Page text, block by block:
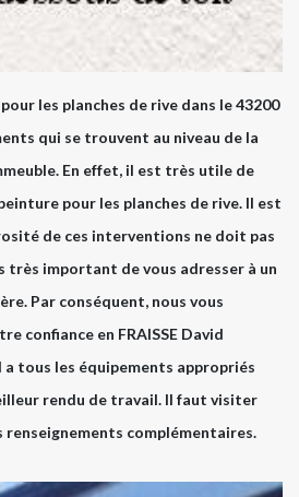
les planches de rive dans le 43200
qui se trouvent au niveau de la
En effet, il est très utile de
pour les planches de rive. Il est
de ces interventions ne doit pas
très important de vous adresser à un
Par conséquent, nous vous
confiance en FRAISSE David
a tous les équipements appropriés
rendu de travail. Il faut visiter
renseignements complémentaires.